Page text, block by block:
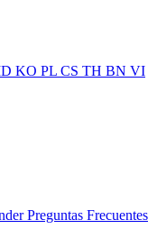
KO PL CS TH BN VI
Preguntas Frecuentes